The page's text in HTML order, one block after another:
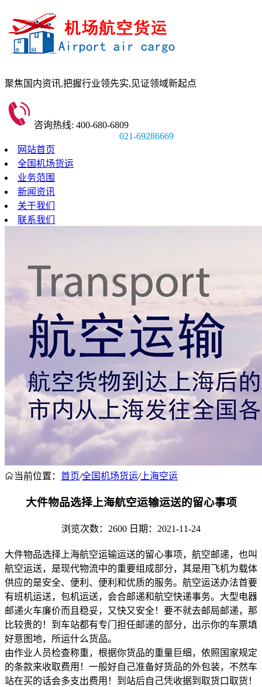
聚焦国内资讯,把握行业领先实,见证领域新起点
咨询热线: 400-680-6809
021-69286669
网站首页
全国机场货运
业务范围
新闻资讯
关于我们
联系我们
当前位置： 首页/全国机场货运/上海空运
大件物品选择上海航空运输运送的留心事项
浏览次数：2600 日期：2021-11-24
大件物品选择上海航空运输运送的留心事项，航空邮递，也叫
航空运送，是现代物流中的重要组成部分，其是用飞机为载体
供应的是安全、便利、便利和优质的服务。航空运送办法首要
有班机运送，包机运送，会合邮递和航空快递事务。大型电器
邮递火车廉价而且稳妥，又快又安全！要不就去邮局邮递，那
比较贵的！到车站都有专门担任邮递的部分，出示你的车票填
好意图地，所运什么货品。
由作业人员检查称重，根据你货品的重量巨细，依照国家规定
的条款来收取费用！一般好自己准备好货品的外包装，不然车
站在买的话会多支出费用！到站后自己凭收据到取货口取货！